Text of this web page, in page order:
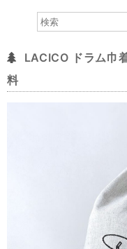
LACICO ドラム巾
料